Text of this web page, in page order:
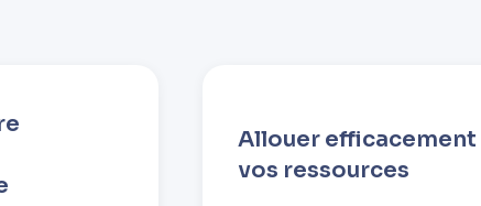
Allouer efficacement
vos ressources